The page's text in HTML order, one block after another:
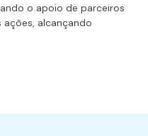
o apoio de parceiros
alcançando